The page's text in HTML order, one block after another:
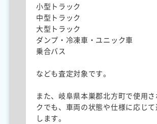
小型トラック
中型トラック
大型トラック
ダンプ・冷凍車・ユニック車
乗合バス
なども査定対象です。
また、岐阜県本巣郡北方町で使用
クでも、車両の状態や仕様に応じ
します。